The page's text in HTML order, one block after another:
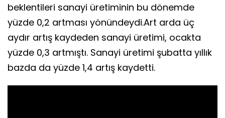
beklentileri sanayi üretiminin bu dönemde
yüzde 0,2 artması yönündeydi.Art arda üç
aydır artış kaydeden sanayi üretimi, ocakta
yüzde 0,3 artmıştı. Sanayi üretimi şubatta yıllık
bazda da yüzde 1,4 artış kaydetti.